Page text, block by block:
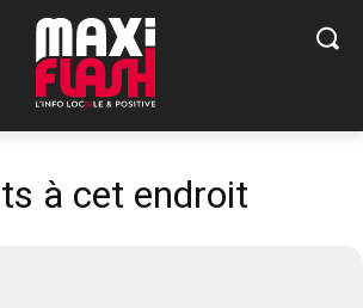
à cet endroit